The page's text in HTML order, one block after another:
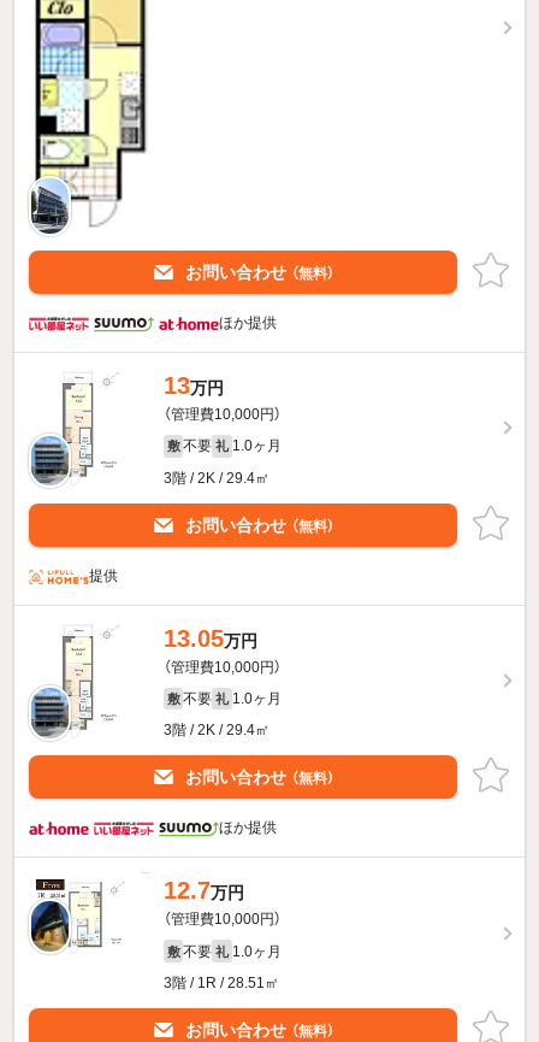
お問い合わせ （無料）
ほか提供
13万円
（管理費10,000円）
敷 不要 礼 1.0ヶ月
3階 / 2K / 29.4㎡
お問い合わせ （無料）
提供
13.05万円
（管理費10,000円）
敷 不要 礼 1.0ヶ月
3階 / 2K / 29.4㎡
お問い合わせ （無料）
ほか提供
12.7万円
（管理費10,000円）
敷 不要 礼 1.0ヶ月
3階 / 1R / 28.51㎡
お問い合わせ （無料）